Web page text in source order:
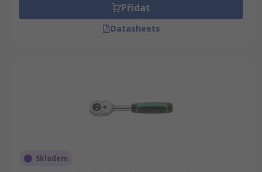
Přidat
Datasheets
Skladem